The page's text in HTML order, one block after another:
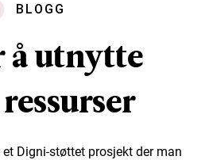
BLOGG
å utnytte
Digni-støttet prosjekt der man